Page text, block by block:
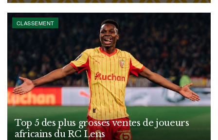
CLASSEMENT
Top 5 des plus grosses ventes de joueurs
africains du RC Lens